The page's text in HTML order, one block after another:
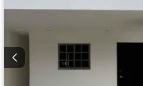
Permite niños
Solo familias Sin